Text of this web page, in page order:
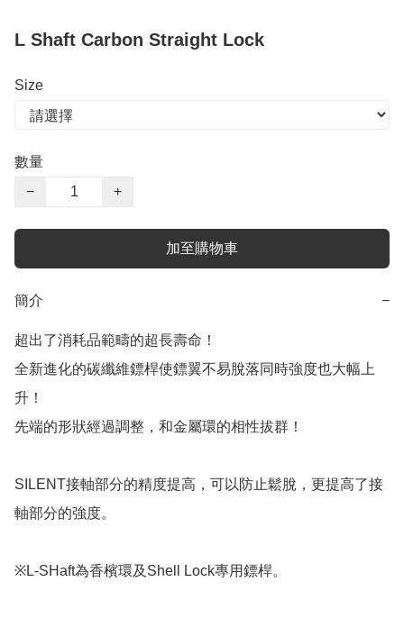
L Shaft Carbon Straight Lock
Size
數量
−
+
加至購物車
簡介 −
超出了消耗品範疇的超長壽命！
全新進化的碳纖維鏢桿使鏢翼不易脫落同時強度也大幅上
升！
先端的形狀經過調整，和金屬環的相性拔群！
SILENT接軸部分的精度提高，可以防止鬆脫，更提高了接
軸部分的強度。
※L-SHaft為香檳環及Shell Lock專用鏢桿。